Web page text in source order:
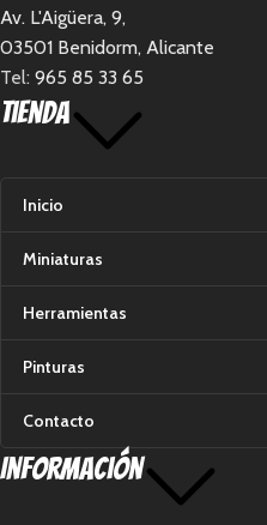
Av. L'Aigüera, 9,
03501 Benidorm, Alicante
Tel: 965 85 33 65
Tienda
Inicio
Miniaturas
Herramientas
Pinturas
Contacto
Información